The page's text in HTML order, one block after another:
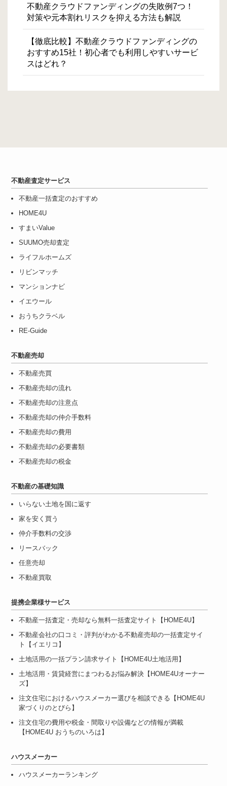
不動産クラウドファンディングの失敗例7つ！
対策や元本割れリスクを抑える方法も解説
【徹底比較】不動産クラウドファンディングの
おすすめ15社！初心者でも利用しやすいサービ
スはどれ？
不動産査定サービス
不動産一括査定のおすすめ
HOME4U
すまいValue
SUUMO売却査定
ライフルホームズ
リビンマッチ
マンションナビ
イエウール
おうちクラベル
RE-Guide
不動産売却
不動産売買
不動産売却の流れ
不動産売却の注意点
不動産売却の仲介手数料
不動産売却の費用
不動産売却の必要書類
不動産売却の税金
不動産の基礎知識
いらない土地を国に返す
家を安く買う
仲介手数料の交渉
リースバック
任意売却
不動産買取
提携企業様サービス
不動産一括査定・売却なら無料一括査定サイト【HOME4U】
不動産会社の口コミ・評判がわかる不動産売却の一括査定サイ
ト【イエリコ】
土地活用の一括プラン請求サイト【HOME4U土地活用】
土地活用・賃貸経営にまつわるお悩み解決【HOME4Uオーナー
ズ】
注文住宅におけるハウスメーカー選びを相談できる【HOME4U
家づくりのとびら】
注文住宅の費用や税金・間取りや設備などの情報が満載
【HOME4U おうちのいろは】
ハウスメーカー
ハウスメーカーランキング